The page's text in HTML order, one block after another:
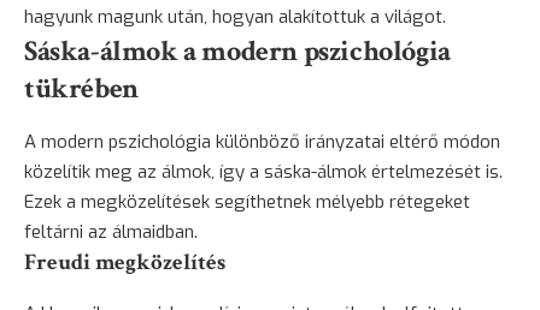
hagyunk magunk után, hogyan alakítottuk a világot.
Sáska-álmok a modern pszichológia
tükrében
A modern pszichológia különböző irányzatai eltérő módon
közelítik meg az álmok, így a sáska-álmok értelmezését is.
Ezek a megközelítések segíthetnek mélyebb rétegeket
feltárni az álmaidban.
Freudi megközelítés